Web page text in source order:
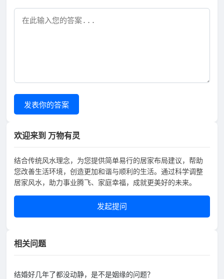
发表你的答案
欢迎来到 万物有灵
结合传统风水理念，为您提供简单易行的居家布局建议，帮助
您改善生活环境，创造更加和谐与顺利的生活。通过科学调整
居家风水，助力事业腾飞、家庭幸福，成就更美好的未来。
发起提问
相关问题
结婚好几年了都没动静，是不是姻缘的问题？